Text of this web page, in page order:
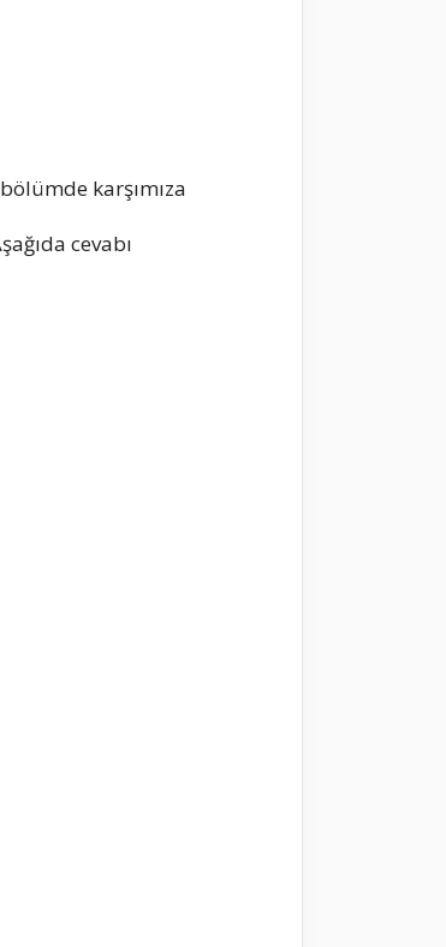
karşımıza
cevabı